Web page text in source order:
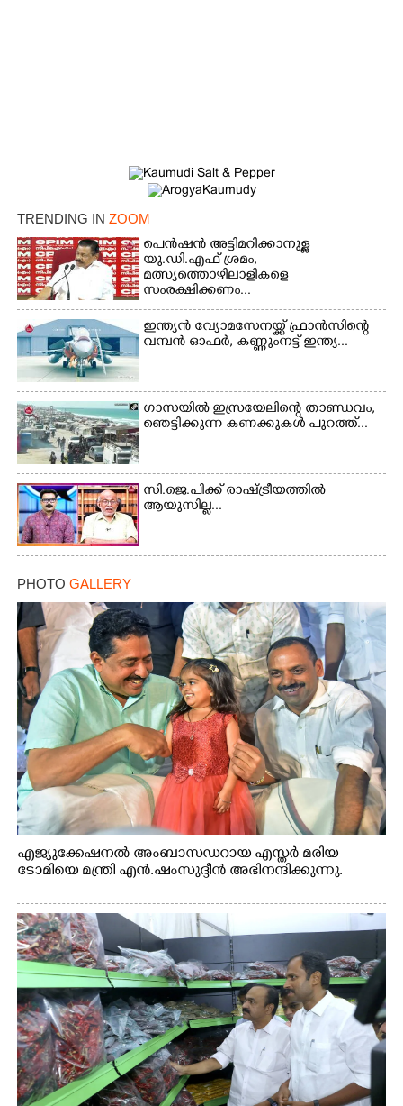
TRENDING IN ZOOM
പെൻഷൻ അട്ടിമറിക്കാനുള്ള
യു.ഡി.എഫ് ശ്രമം,
മത്സ്യത്തൊഴിലാളികളെ
സംരക്ഷിക്കണം...
ഇന്ത്യൻ വ്യോമസേനയ്ക്ക് ഫ്രാൻസിന്റെ
വമ്പൻ ഓഫർ, കണ്ണുംനട്ട് ഇന്ത്യ...
ഗാസയിൽ ഇസ്രയേലിന്റെ താണ്ഡവം,
ഞെട്ടിക്കുന്ന കണക്കുകൾ പുറത്ത്...
സി.ജെ.പിക്ക് രാഷ്ട്രീയത്തിൽ
ആയുസില്ല...
PHOTO GALLERY
എജ്യുക്കേഷനൽ അംബാസഡറായ എസ്തർ മരിയ
ടോമിയെ മന്ത്രി എൻ.ഷംസുദ്ദീൻ അഭിനന്ദിക്കുന്നു.
Share this link